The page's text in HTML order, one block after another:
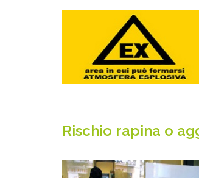
Rischio rapina o